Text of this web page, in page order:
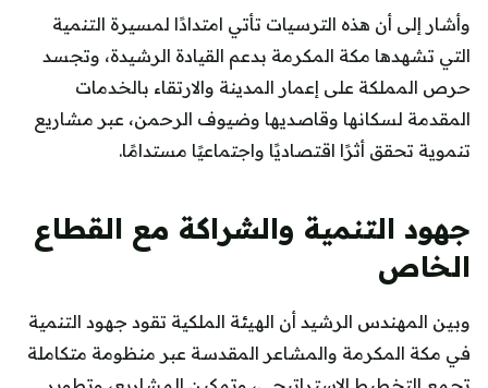
وأشار إلى أن هذه الترسيات تأتي امتدادًا لمسيرة التنمية
التي تشهدها مكة المكرمة بدعم القيادة الرشيدة، وتجسد
حرص المملكة على إعمار المدينة والارتقاء بالخدمات
المقدمة لسكانها وقاصديها وضيوف الرحمن، عبر مشاريع
تنموية تحقق أثرًا اقتصاديًا واجتماعيًا مستدامًا.
جهود التنمية والشراكة مع القطاع
الخاص
وبين المهندس الرشيد أن الهيئة الملكية تقود جهود التنمية
في مكة المكرمة والمشاعر المقدسة عبر منظومة متكاملة